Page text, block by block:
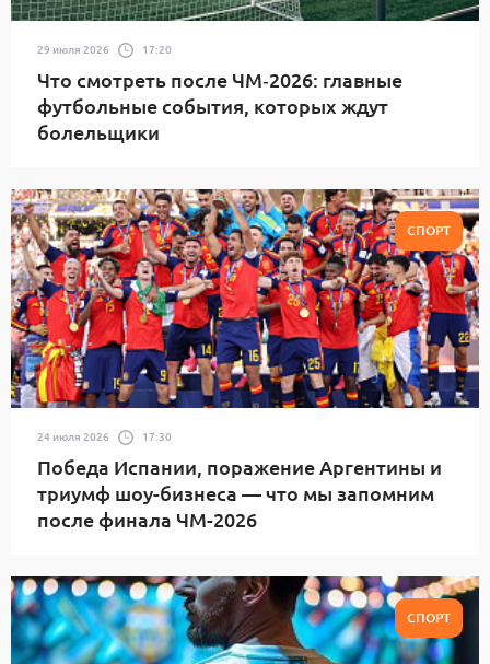
29 июля 2026 17:20
Что смотреть после ЧМ‑2026: главные
футбольные события, которых ждут
болельщики
СПОРТ
24 июля 2026 17:30
Победа Испании, поражение Аргентины и
триумф шоу-бизнеса — что мы запомним
после финала ЧМ-2026
СПОРТ